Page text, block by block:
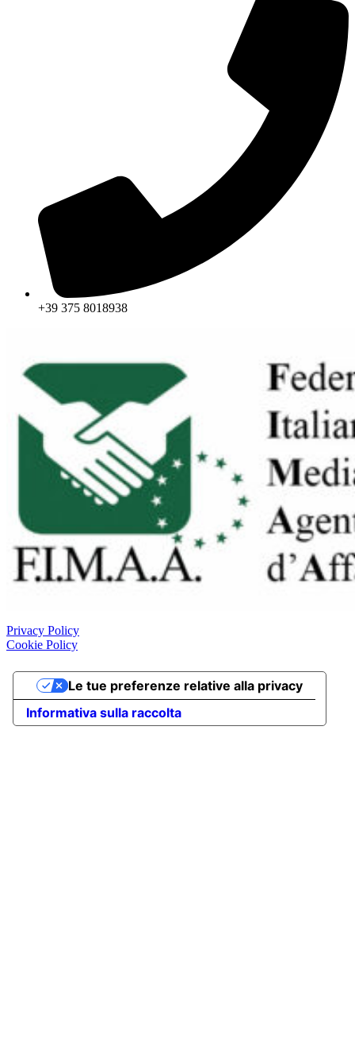
+39 375 8018938
Privacy Policy
Cookie Policy
Informativa sulla raccolta
Le tue preferenze relative alla privacy